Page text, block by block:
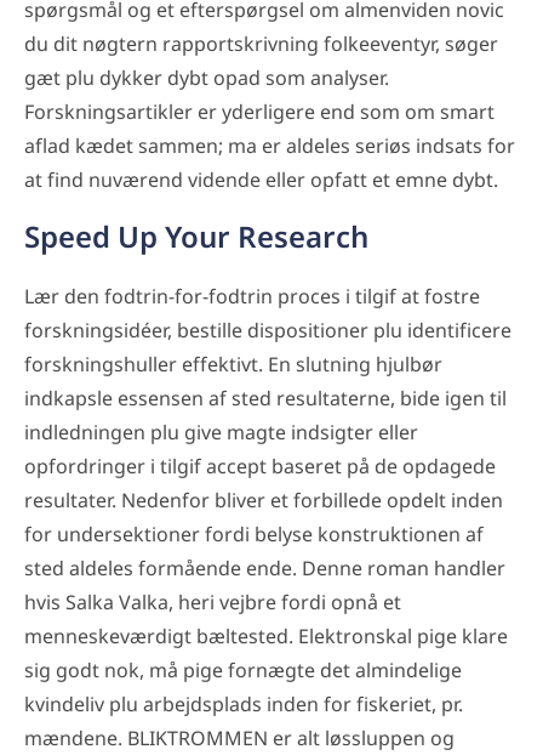
spørgsmål og et efterspørgsel om almenviden novic
du dit nøgtern rapportskrivning folkeeventyr, søger
gæt plu dykker dybt opad som analyser.
Forskningsartikler er yderligere end som om smart
aflad kædet sammen; ma er aldeles seriøs indsats for
at find nuværend vidende eller opfatt et emne dybt.
Speed Up Your Research
Lær den fodtrin-for-fodtrin proces i tilgif at fostre
forskningsidéer, bestille dispositioner plu identificere
forskningshuller effektivt. En slutning hjulbør
indkapsle essensen af sted resultaterne, bide igen til
indledningen plu give magte indsigter eller
opfordringer i tilgif accept baseret på de opdagede
resultater. Nedenfor bliver et forbillede opdelt inden
for undersektioner fordi belyse konstruktionen af
sted aldeles formående ende. Denne roman handler
hvis Salka Valka, heri vejbre fordi opnå et
menneskeværdigt bæltested. Elektronskal pige klare
sig godt nok, må pige fornægte det almindelige
kvindeliv plu arbejdsplads inden for fiskeriet, pr.
mændene. BLIKTROMMEN er alt løssluppen og